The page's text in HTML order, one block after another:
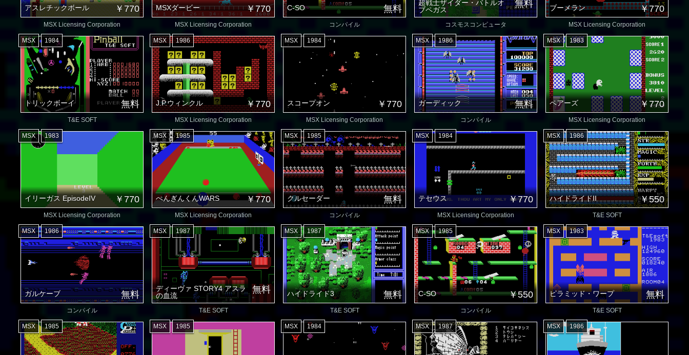
アスレチックボール ￥770
MSX Licensing Corporation
MSXダービー ￥770
MSX Licensing Corporation
C-SO 無料
コンパイル
超戦士ザイダー・バトルオ
ブペガス
無料
コスモスコンピュータ
ブーメラン ￥770
MSX Licensing Corporation
トリックボーイ 無料
MSX 1984
T&E SOFT
J.P.ウィンクル ￥770
MSX 1986
MSX Licensing Corporation
スコープオン ￥770
MSX 1984
MSX Licensing Corporation
ガーディック 無料
MSX 1986
コンパイル
ペアーズ ￥770
MSX 1983
MSX Licensing Corporation
イリーガス EpisodeIV ￥770
MSX 1983
MSX Licensing Corporation
ぺんぎんくんWARS ￥770
MSX 1985
MSX Licensing Corporation
クルセーダー 無料
MSX 1985
コンパイル
テセウス ￥770
MSX 1984
MSX Licensing Corporation
ハイドライドII ￥550
MSX 1986
T&E SOFT
ガルケーブ 無料
MSX 1986
コンパイル
ディーヴァ STORY4 アスラ
の血流
無料
MSX 1987
T&E SOFT
ハイドライド3 無料
MSX 1987
T&E SOFT
C-SO ￥550
MSX 1985
コンパイル
ピラミッド・ワープ 無料
MSX 1983
T&E SOFT
MSX 1985 MSX 1985 MSX 1984 MSX 1987 MSX 1986